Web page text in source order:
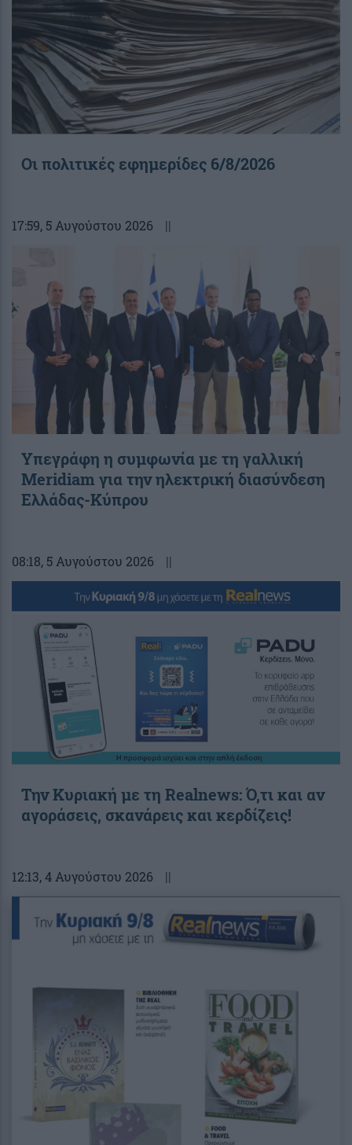
Οι πολιτικές εφημερίδες 6/8/2026
17:59, 5 Αυγούστου 2026 ||
Υπεγράφη η συμφωνία με τη γαλλική
Meridiam για την ηλεκτρική διασύνδεση
Ελλάδας-Κύπρου
08:18, 5 Αυγούστου 2026 ||
Την Κυριακή με τη Realnews: Ό,τι και αν
αγοράσεις, σκανάρεις και κερδίζεις!
12:13, 4 Αυγούστου 2026 ||